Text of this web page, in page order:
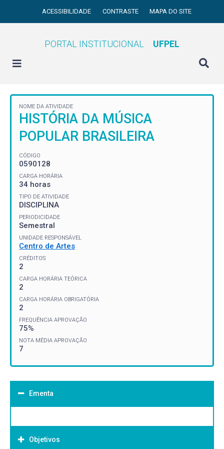
ACESSIBILIDADE CONTRASTE MAPA DO SITE
PORTAL INSTITUCIONAL UFPEL
NOME DA ATIVIDADE
HISTÓRIA DA MÚSICA
POPULAR BRASILEIRA
CÓDIGO
0590128
CARGA HORÁRIA
34 horas
TIPO DE ATIVIDADE
DISCIPLINA
PERIODICIDADE
Semestral
UNIDADE RESPONSÁVEL
Centro de Artes
CRÉDITOS
2
CARGA HORÁRIA TEÓRICA
2
CARGA HORÁRIA OBRIGATÓRIA
2
FREQUÊNCIA APROVAÇÃO
75%
NOTA MÉDIA APROVAÇÃO
7
Ementa
Objetivos